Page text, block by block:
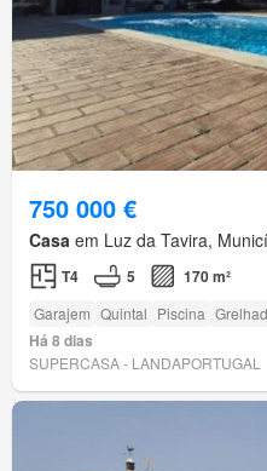
750 000 €
Casa em Luz da Tavira,
T4 5 170 m²
Garajem Quintal Piscina
Há 8 dias
SUPERCASA - LANDAPORTUGAL